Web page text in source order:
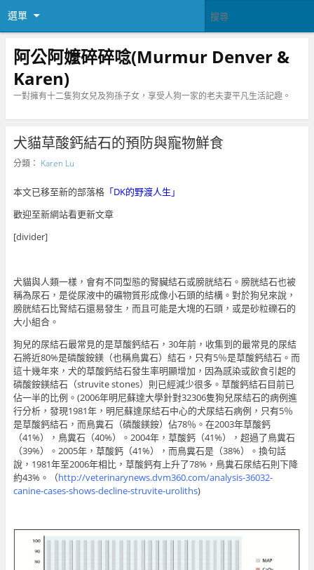
選單
阿公阿嬤碎碎唸(Murmur Denver &
Karen)
一對擁有十二隻狗女兒及狗孫子女，享受人狗一家的老夫妻平凡生活記趣。
犬貓草酸鈣結石的預防與寵物鮮食
分類： Karen Lu
本文已移至新的部落格「DK的野渡人生」
歡迎至新網站看更新文章
[divider]
犬貓與人類一樣，會有不同型態的腎臟結石或膀胱結石。膀胱結石也被
稱為尿石，是從尿液中的礦物質形成像小石頭的結構。對於狗兒來說，
膀胱結石比腎結石還易發生，而且可能是大塊的石頭，或是砂粒礫石的
大小組合。
狗兒的尿結石最常見的是草酸鈣結石，30年前，收集到的最常見的尿結
石將近80%是磷酸銨鎂（也稱鳥糞石）結石，只有5％是草酸鈣結石。而
這十幾年來，犬的草酸鈣結石發生率明顯增加，因為感染或飲食引起的
磷酸銨鎂結石（struvite stones）則已經減少很多。草酸鈣結石目前已
佔一半的比例。(2006年明尼蘇達大學針對32306隻狗兒尿結石的病例進
行分析，發現1981年，明尼蘇達尿結石中心的犬尿結石病例，只有5％
是草酸鈣結石，而鳥糞石（磷酸鎂銨）佔78％。在2003年草酸鈣
（41%），鳥糞石（40%）。2004年，草酸鈣（41%），超過了鳥糞石
（39%）。2005年，草酸鈣（41%），而鳥糞石是（38%）。換句話
說，1981年至2006年相比，草酸鈣有上升了78%，鳥糞石尿結石則下降
約43%。（http://veterinarynews.dvm360.com/analysis-36032-
canine-cases-shows-decline-struvite-uroliths)